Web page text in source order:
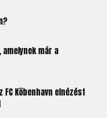
már a
FC Köbenhavn elnézést